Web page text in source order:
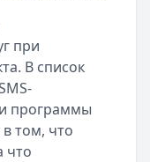
при
В список
программы
том, что
что